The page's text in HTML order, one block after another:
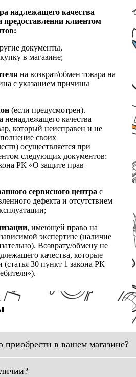
надлежащего качества
предоставлении клиентом
документы,
в магазине;
на возврат/обмен товара на
с указанием причины
(если предусмотрен).
ненадлежащего качества
который неисправен и не
своих
осуществляется при
следующих документов:
РК «О защите прав
сервисного центра с
дефекта и отсутствием
, имеющей право на
экспертизе (наличие
Возврату/обмену не
качества, которые
30 пункт 1 закона РК
в вашем магазине?